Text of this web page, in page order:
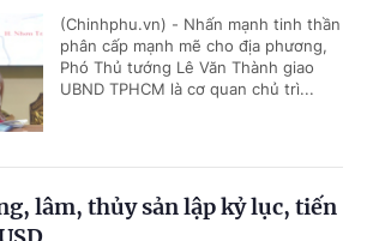
(Chinhphu.vn) - Nhấn mạnh tinh thần
phân cấp mạnh mẽ cho địa phương,
Phó Thủ tướng Lê Văn Thành giao
UBND TPHCM là cơ quan chủ trì...
lâm, thủy sản lập kỷ lục, tiến